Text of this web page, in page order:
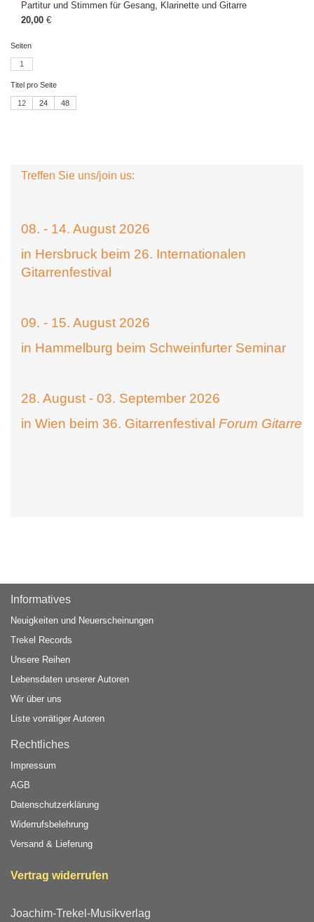
Partitur und Stimmen für Gesang, Klarinette und Gitarre
20,00 €
Seiten
1
Titel pro Seite
12 24 48
Treffen Sie uns/join us:
08. - 14. August 2026
in Hersbruck beim 26. Internationalen
Gitarrenfestival
09. - 15. August 2026
in Hammelburg beim Schweinfurter Seminar
28. August - 03. September 2026
in Wien beim 36. Gitarrenfestival Forum Gitarre
Informatives
Neuigkeiten und Neuerscheinungen
Trekel Records
Unsere Reihen
Lebensdaten unserer Autoren
Wir über uns
Liste vorrätiger Autoren
Rechtliches
Impressum
AGB
Datenschutzerklärung
Widerrufsbelehrung
Versand & Lieferung
Vertrag widerrufen
Joachim-Trekel-Musikverlag